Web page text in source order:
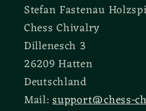
Stefan Fastenau
Chess Chivalry
Dillenesch 3
26209 Hatten
Deutschland
Mail:support@chess-